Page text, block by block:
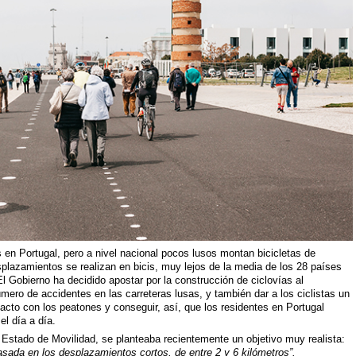
Portugal, pero a nivel nacional pocos lusos montan bicicletas de
se realizan en bicis, muy lejos de la media de los 28 países
Gobierno ha decidido apostar por la construcción de ciclovías al
de accidentes en las carreteras lusas, y también dar a los ciclistas un
con los peatones y conseguir, así, que los residentes en Portugal
día a día.
de Movilidad, se planteaba recientemente un objetivo muy realista:
en los desplazamientos cortos, de entre 2 y 6 kilómetros”.